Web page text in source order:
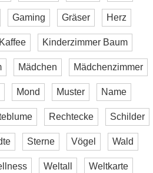
Gaming Gräser Herz
Kaffee Kinderzimmer Baum
Mädchen Mädchenzimmer
Mond Muster Name
Rechtecke Schilder
Sterne Vögel Wald
Weltall Weltkarte